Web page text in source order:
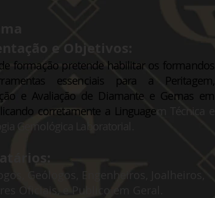
e Objeti
formação pretende habilitar os formandos
essenciais para a Peritagem,
e Avaliação de Diamante e Gemas em
corretamente a Linguage
Gemológica Laboratorial.
Geólogos, Engenheiros, Joalheiros,
Oficiais, e Publico em Geral.